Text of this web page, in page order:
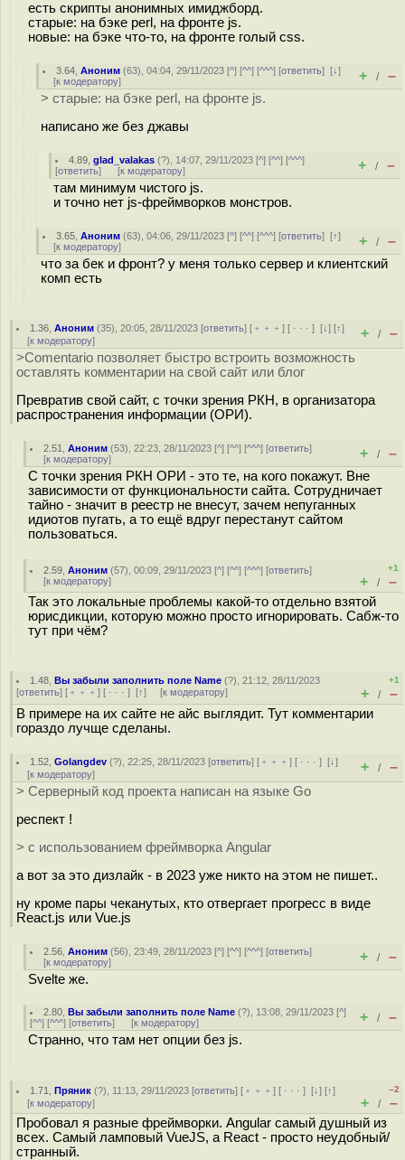
есть скрипты анонимных имиджборд.
старые: на бэке perl, на фронте js.
новые: на бэке что-то, на фронте голый css.
3.64 ,Аноним (63), 04:04, 29/11/2023 [^] [^^] [^^^] [ответить][↓]
[к модератору] + / –
> старые: на бэке perl, на фронте js.
написано же без джавы
4.89 ,glad_valakas (?), 14:07, 29/11/2023 [^] [^^] [^^^]
[ответить] [к модератору] + / –
там минимум чистого js.
и точно нет js-фреймворков монстров.
3.65 ,Аноним (63), 04:06, 29/11/2023 [^] [^^] [^^^] [ответить][↑]
[к модератору] + / –
что за бек и фронт? у меня только сервер и клиентский
комп есть
1.36 ,Аноним (35), 20:05, 28/11/2023 [ответить] [ ﹢﹢﹢] [ · · ·][↓] [↑]
[к модератору] + / –
>Comentario позволяет быстро встроить возможность
оставлять комментарии на свой сайт или блог
Превратив свой сайт, с точки зрения РКН, в организатора
распространения информации (ОРИ).
2.51 ,Аноним (53), 22:23, 28/11/2023 [^] [^^] [^^^] [ответить]
[к модератору] + / –
С точки зрения РКН ОРИ - это те, на кого покажут. Вне
зависимости от функциональности сайта. Сотрудничает
тайно - значит в реестр не внесут, зачем непуганных
идиотов пугать, а то ещё вдруг перестанут сайтом
пользоваться.
2.59 ,Аноним (57), 00:09, 29/11/2023 [^] [^^] [^^^] [ответить]
[к модератору]
+1
+ / –
Так это локальные проблемы какой-то отдельно взятой
юрисдикции, которую можно просто игнорировать. Сабж-то
тут при чём?
1.48 ,Вы забыли заполнить поле Name (?), 21:12, 28/11/2023
[ответить] [ ﹢﹢﹢ ] [ · · · ] [↑] [к модератору]
+1
+ / –
В примере на их сайте не айс выглядит. Тут комментарии
гораздо лучще сделаны.
1.52 ,Golangdev (?), 22:25, 28/11/2023 [ответить] [ ﹢﹢﹢] [ · · ·][↓]
[к модератору] + / –
> Серверный код проекта написан на языке Go
респект !
> с использованием фреймворка Angular
а вот за это дизлайк - в 2023 уже никто на этом не пишет..
ну кроме пары чеканутых, кто отвергает прогресс в виде
React.js или Vue.js
2.56 ,Аноним (56), 23:49, 28/11/2023 [^] [^^] [^^^] [ответить]
[к модератору] + / –
Svelte же.
2.80 ,Вы забыли заполнить поле Name (?), 13:08, 29/11/2023 [^]
[^^] [^^^] [ответить] [к модератору] + / –
Странно, что там нет опции без js.
1.71 ,Пряник (?), 11:13, 29/11/2023 [ответить] [ ﹢﹢﹢] [ · · ·][↓] [↑]
[к модератору]
–2
+ / –
Пробовал я разные фреймворки. Angular самый душный из
всех. Самый ламповый VueJS, а React - просто неудобный/
странный.